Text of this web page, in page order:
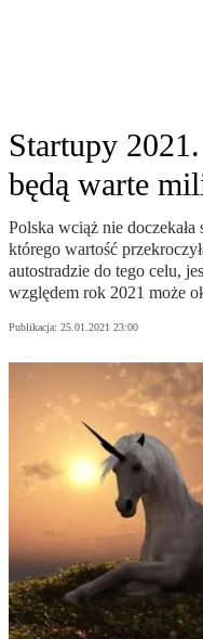
Startupy
będą warte
Polska wciąż nie
którego wartość
autostradzie do tego celu,
względem rok 2021 może
Publikacja: 25.01.2021 23:00